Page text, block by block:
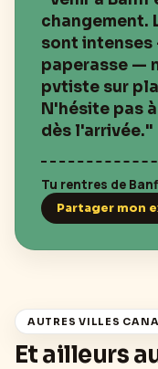
changement.
sont
paperasse —
pvtiste sur
N'hésite pas
dès l'arrivée."
Tu rentres de
Partager mon
AUTRES VILLES
Et ailleurs